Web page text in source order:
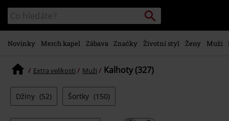
hlavnímu
obsahu
Katalog
vyhledávání
Vyhledávání
Novinky Merch kapel Zábava Značky Životní styl Ženy Muži
Extra velikosti Muži Kalhoty (327)
Džíny (52) Šortky (150)